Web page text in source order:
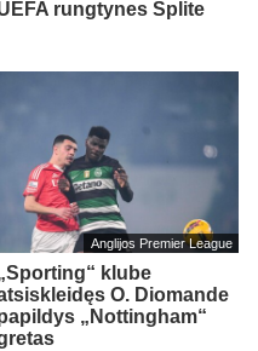
rungtynes Splite
Anglijos Premier League
klube
O. Diomande
„Nottingham“